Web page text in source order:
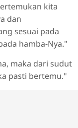
kita
dan
sesuai pada
hamba-Nya."
maka dari sudut
pasti bertemu."